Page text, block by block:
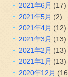
2021年6月 (17)
2021年5月 (2)
2021年4月 (12)
2021年3月 (13)
2021年2月 (13)
2021年1月 (13)
2020年12月